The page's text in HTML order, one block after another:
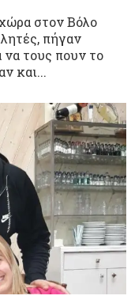
στον Βόλο
πήγαν
να τους πουν το
και...